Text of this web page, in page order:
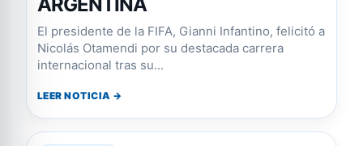
El presidente de la FIFA, Gianni Infantino, felicitó a
Nicolás Otamendi por su destacada carrera
internacional tras su...
LEER NOTICIA →